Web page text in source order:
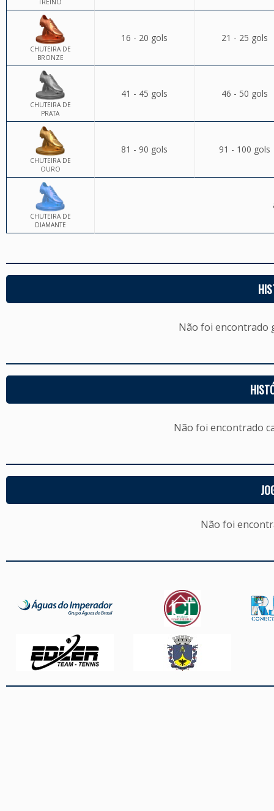
TREINO
CHUTEIRA DE
BRONZE
16 - 20 gols 21 - 25 gols
CHUTEIRA DE
PRATA
41 - 45 gols 46 - 50 gols
CHUTEIRA DE
OURO
81 - 90 gols 91 - 100 gols
CHUTEIRA DE
DIAMANTE
Não foi encontrado
Não foi encontrado
Não foi